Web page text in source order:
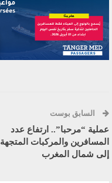
السابق بوست
عملية “مرحبا”.. ارتفاع عدد
المسافرين والمركبات المتجهة
إلى شمال المغرب